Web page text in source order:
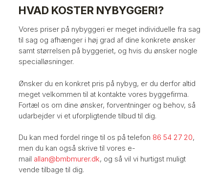
HVAD KOSTER NYBYGGERI?
Vores priser på nybyggeri er meget individuelle fra sag
til sag og afhænger i høj grad af dine konkrete ønsker
samt størrelsen på byggeriet, og hvis du ønsker nogle
specialløsninger.
Ønsker du en konkret pris på nybyg, er du derfor altid
meget velkommen til at kontakte vores byggefirma.
Fortæl os om dine ønsker, forventninger og behov, så
udarbejder vi et uforpligtende tilbud til dig.
Du kan med fordel ringe til os på telefon 86 54 27 20,
men du kan også skrive til vores e-
mail allan@bmbmurer.dk, og så vil vi hurtigst muligt
vende tilbage til dig.